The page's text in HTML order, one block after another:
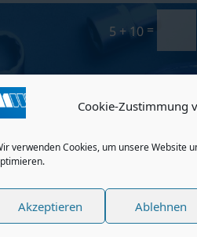
Cookie-Zustimmung
verwenden Cookies, um unsere Website
Akzeptieren Ablehnen
5 + 10=